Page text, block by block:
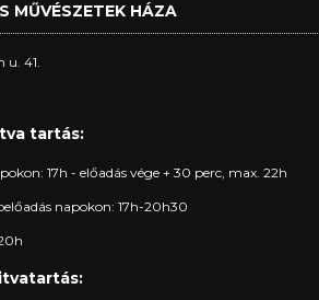
MŰVÉSZETEK HÁZA
41.
tartás:
17h - előadás vége + 30 perc, max. 22h
napokon: 17h-20h30